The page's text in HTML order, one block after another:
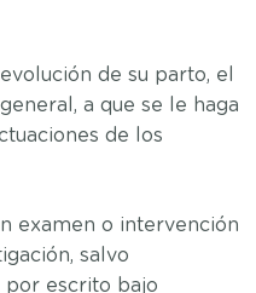
de su parto, el
a que se le haga
de los
examen o intervención
salvo
por escrito bajo